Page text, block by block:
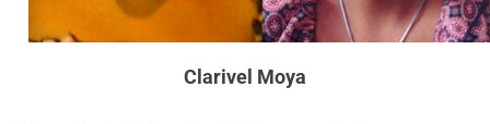
Clarivel Moya